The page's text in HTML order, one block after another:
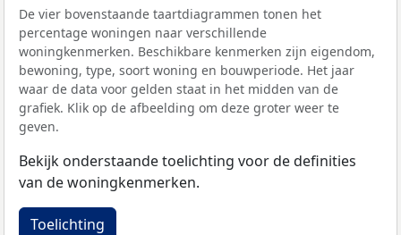
De vier bovenstaande taartdiagrammen tonen het
percentage woningen naar verschillende
woningkenmerken. Beschikbare kenmerken zijn eigendom,
bewoning, type, soort woning en bouwperiode. Het jaar
waar de data voor gelden staat in het midden van de
grafiek. Klik op de afbeelding om deze groter weer te
geven.
Bekijk onderstaande toelichting voor de definities
van de woningkenmerken.
Toelichting